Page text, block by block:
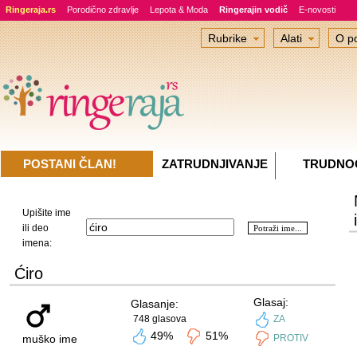
Ringeraja.rs Porodično zdravlje Lepota & Moda Ringerajin vodič E-novosti
Upišite ime
ili deo
imena:
Ćiro
muško ime
Glasanje:
748 glasova
49% 51%
Glasaj:
ZA
PROTIV
Rubrike Alati O
POSTANI ČLAN! ZATRUDNJIVANJE